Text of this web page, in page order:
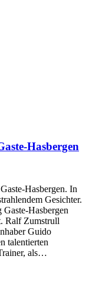
Hasbergen
Hasbergen. In
Gesichter.
Hasbergen
Ralf Zumstrull
Guido
talentierten
als…